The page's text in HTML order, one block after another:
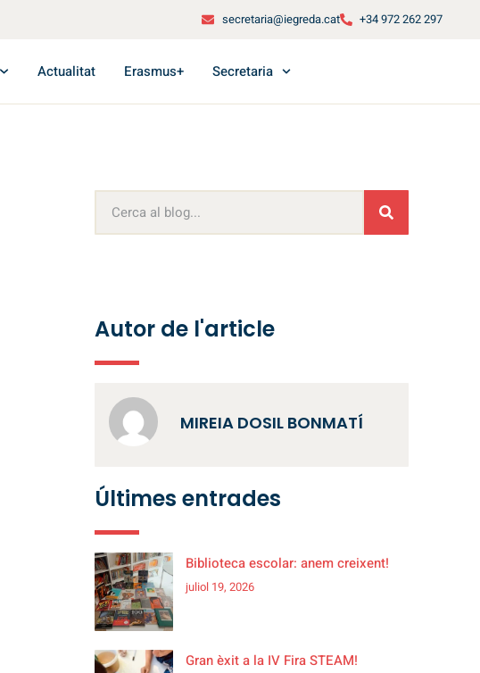
secretaria@iegreda.cat +34 972 262 297
Actualitat Erasmus+ Secretaria
Autor de l'article
MIREIA DOSIL BONMATÍ
Últimes entrades
Biblioteca escolar: anem creixent!
juliol 19, 2026
Gran èxit a la IV Fira STEAM!